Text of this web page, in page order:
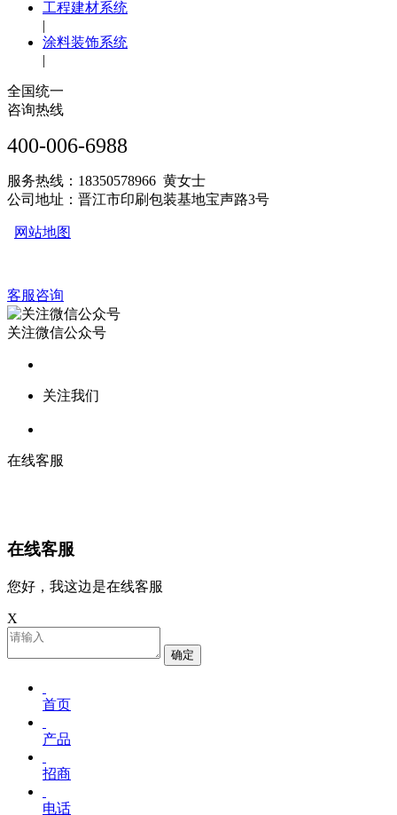
工程建材系统
|
涂料装饰系统
|
全国统一
咨询热线
400-006-6988
服务热线：18350578966 黄女士
公司地址：晋江市印刷包装基地宝声路3号
网站地图
客服咨询
关注微信公众号
关注我们
在线客服
在线客服
您好，我这边是在线客服
X
确定
首页
产品
招商
电话